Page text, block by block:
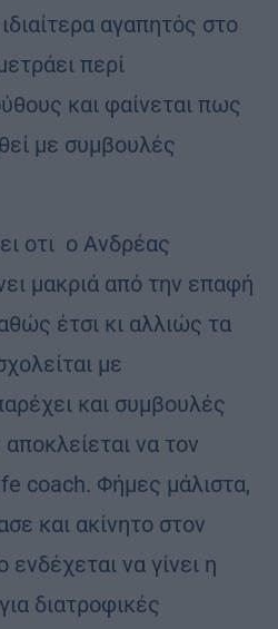
αγαπητός στο
περί
και φαίνεται πως
με συμβουλές
οτι ο Ανδρέας
μακριά από την επαφή
έτσι κι αλλιώς τα
με
και συμβουλές
να τον
coach. Φήμες μάλιστα,
και ακίνητο στον
να γίνει η
διατροφικές